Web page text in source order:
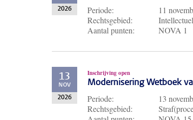
2026 Periode:
11
Rechtsgebied:
Aantal punten:
NOVA 1
13
NOV
2026
Inschrijving open
Modernisering Wetboek
Periode: 13
Rechtsgebied: